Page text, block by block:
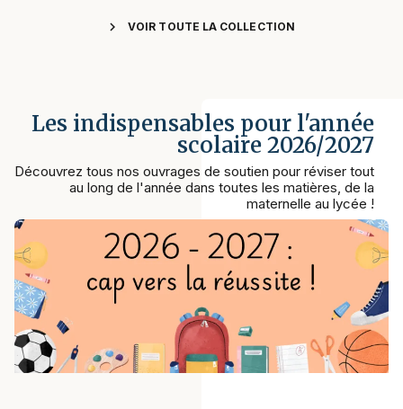
chevron_right VOIR TOUTE LA COLLECTION
Les indispensables pour l'année
scolaire 2026/2027
Découvrez tous nos ouvrages de soutien pour réviser tout
au long de l'année dans toutes les matières, de la
maternelle au lycée !